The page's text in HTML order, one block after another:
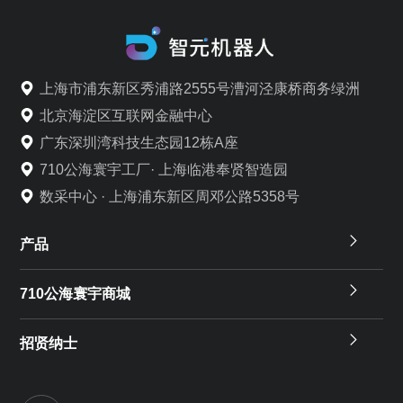
上海市浦东新区秀浦路2555号漕河泾康桥商务绿洲
北京海淀区互联网金融中心
广东深圳湾科技生态园12栋A座
710公海寰宇工厂· 上海临港奉贤智造园
数采中心 · 上海浦东新区周邓公路5358号
产品
710公海寰宇商城
招贤纳士